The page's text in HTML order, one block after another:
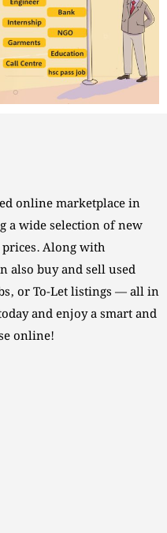
online marketplace in
a wide selection of new
Along with
also buy and sell used
or To-Let listings — all in
and enjoy a smart and
online!